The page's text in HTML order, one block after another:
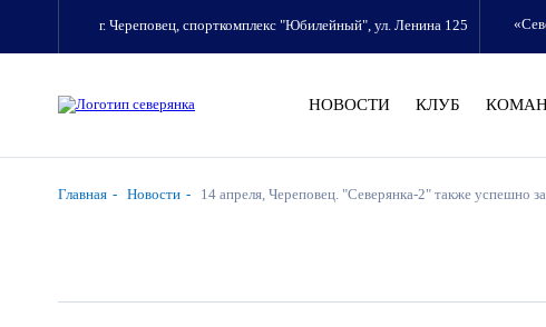
г. Череповец, спорткомплекс "Юбилейный", ул. Ленина 125
НОВОСТИ КЛУБ
Главная Новости 14 апреля, Череповец. "Северянка-2" также успешно